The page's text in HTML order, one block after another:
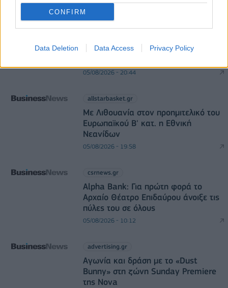
CONFIRM
Data Deletion Data Access Privacy Policy
Στο Κάνσας Στέιτ η Τζωάνα
05/08/2026 - 20:44
allstarbasket.gr
Με Λιθουανία στον προημιτελικό του
Ευρωπαϊκού Β' κατ. η Εθνική
Νεανίδων
05/08/2026 - 19:58
csrnews.gr
Alpha Bank: Για πρώτη φορά το
Αρχαίο Θέατρο Επιδαύρου άνοιξε τις
πύλες του σε όλους
05/08/2026 - 10:12
advertising.gr
Αγωνία και δράση με το «Dust
Bunny» στη ζώνη Sunday Premiere
της Nova